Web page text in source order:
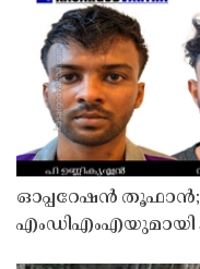
ഓപ്പറേഷൻ തൂഫാൻ;
എംഡിഎംഎയുമായി